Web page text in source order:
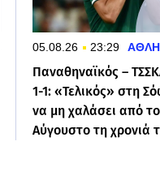
05.08.26 23:29
Παναθηναϊκός –
1-1: «Τελικός» στη
να μη χαλάσει από
Αύγουστο τη χρονιά